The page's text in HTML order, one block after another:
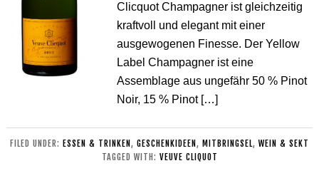
Clicquot Champagner ist gleichzeitig
kraftvoll und elegant mit einer
ausgewogenen Finesse. Der Yellow
Label Champagner ist eine
Assemblage aus ungefähr 50 % Pinot
Noir, 15 % Pinot […]
FILED UNDER: ESSEN & TRINKEN , GESCHENKIDEEN , MITBRINGSEL, WEIN & SEKT
TAGGED WITH: VEUVE CLIQUOT